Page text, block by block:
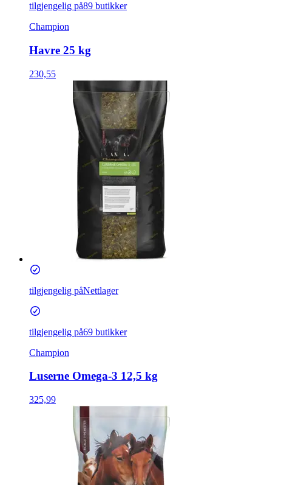
tilgjengelig på89 butikker
Champion
Havre 25 kg
230,55
tilgjengelig påNettlager
tilgjengelig på69 butikker
Champion
Luserne Omega-3 12,5 kg
325,99